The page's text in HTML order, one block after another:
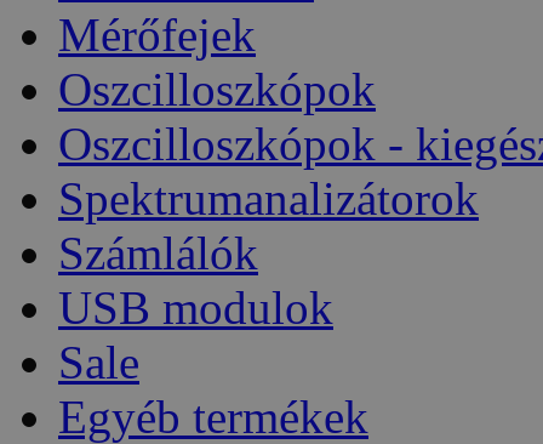
Mérőfejek
Oszcilloszkópok
Oszcilloszkópok -
Spektrumanalizátorok
Számlálók
USB modulok
Sale
Egyéb termékek